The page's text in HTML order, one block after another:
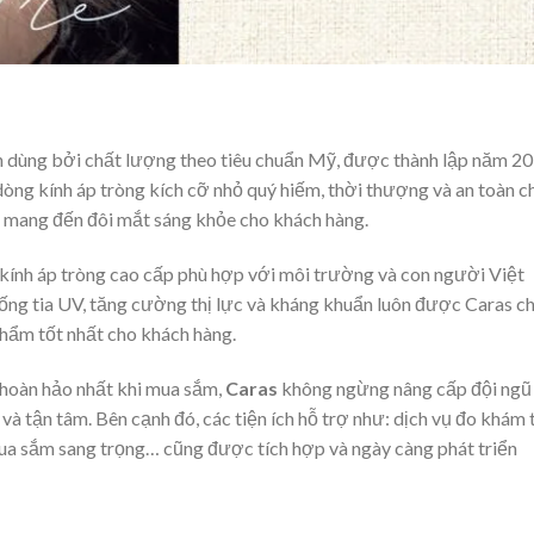
bởi chất lượng theo tiêu chuẩn Mỹ, được thành lập năm
kính áp tròng kích cỡ nhỏ quý hiếm, thời thượng và an toàn
đến đôi mắt sáng khỏe cho khách hàng.
áp tròng cao cấp phù hợp với môi trường và con người Việt
tia UV, tăng cường thị lực và kháng khuẩn luôn được Caras
tốt nhất cho khách hàng.
hảo nhất khi mua sắm, Caras không ngừng nâng cấp đội ngũ
tận tâm. Bên cạnh đó, các tiện ích hỗ trợ như: dịch vụ đo khám
sắm sang trọng… cũng được tích hợp và ngày càng phát triển